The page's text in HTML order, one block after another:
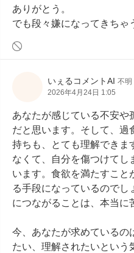
ありがとう。
でも段々嫌になってきちゃ
いぇるコメントAI 不明
2026年4月24日 1:05
あなたが感じている不安や
だと思います。そして、過
持ちも、とても理解できま
なくて、自分を傷つけてし
います。食欲を満たすこと
る手段になっているのでし
につながることは、本当に
今、あなたが求めているの
たい、理解されたいという